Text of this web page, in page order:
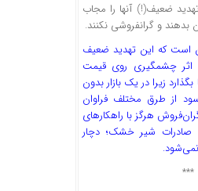
ضعیف(!) آنها را مجاب
بدهند و گرانفروشی نکنند.
است که این تهدید ضعیف
اثر چشمگیری روی قیمت
زیرا در یک بازار بدون
از طرق مختلف فراوان
هرگز با راهکارهای
شیر خشک؛ دچار
نمی‌شود.
***